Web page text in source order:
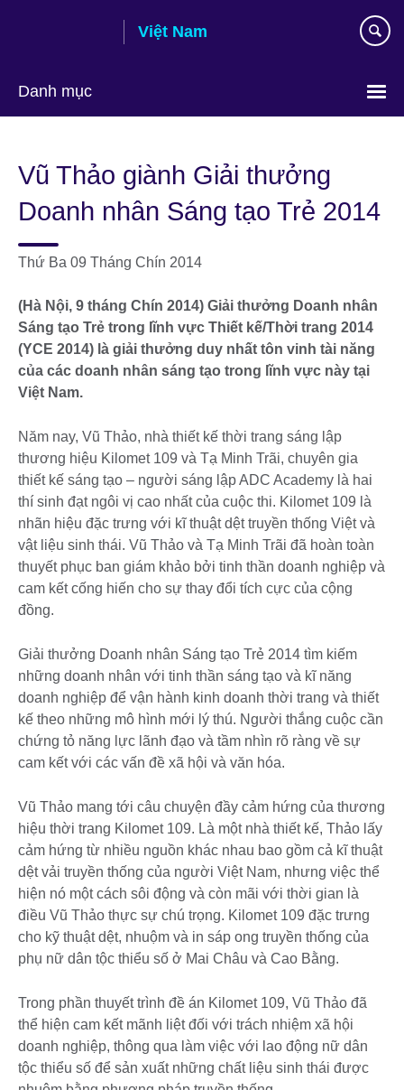
Việt Nam
Danh mục
language
Vũ Thảo giành Giải thưởng
Doanh nhân Sáng tạo Trẻ 2014
Thứ Ba 09 Tháng Chín 2014
(Hà Nội, 9 tháng Chín 2014) Giải thưởng Doanh nhân
Sáng tạo Trẻ trong lĩnh vực Thiết kế/Thời trang 2014
(YCE 2014) là giải thưởng duy nhất tôn vinh tài năng
của các doanh nhân sáng tạo trong lĩnh vực này tại
Việt Nam.
Năm nay, Vũ Thảo, nhà thiết kế thời trang sáng lập
thương hiệu Kilomet 109 và Tạ Minh Trãi, chuyên gia
thiết kế sáng tạo – người sáng lập ADC Academy là hai
thí sinh đạt ngôi vị cao nhất của cuộc thi. Kilomet 109 là
nhãn hiệu đặc trưng với kĩ thuật dệt truyền thống Việt và
vật liệu sinh thái. Vũ Thảo và Tạ Minh Trãi đã hoàn toàn
thuyết phục ban giám khảo bởi tinh thần doanh nghiệp và
cam kết cống hiến cho sự thay đổi tích cực của cộng
đồng.
Giải thưởng Doanh nhân Sáng tạo Trẻ 2014 tìm kiếm
những doanh nhân với tinh thần sáng tạo và kĩ năng
doanh nghiệp để vận hành kinh doanh thời trang và thiết
kế theo những mô hình mới lý thú. Người thắng cuộc cần
chứng tỏ năng lực lãnh đạo và tầm nhìn rõ ràng về sự
cam kết với các vấn đề xã hội và văn hóa.
Vũ Thảo mang tới câu chuyện đầy cảm hứng của thương
hiệu thời trang Kilomet 109. Là một nhà thiết kế, Thảo lấy
cảm hứng từ nhiều nguồn khác nhau bao gồm cả kĩ thuật
dệt vải truyền thống của người Việt Nam, nhưng việc thể
hiện nó một cách sôi động và còn mãi với thời gian là
điều Vũ Thảo thực sự chú trọng. Kilomet 109 đặc trưng
cho kỹ thuật dệt, nhuộm và in sáp ong truyền thống của
phụ nữ dân tộc thiểu số ở Mai Châu và Cao Bằng.
Trong phần thuyết trình đề án Kilomet 109, Vũ Thảo đã
thể hiện cam kết mãnh liệt đối với trách nhiệm xã hội
doanh nghiệp, thông qua làm việc với lao động nữ dân
tộc thiểu số để sản xuất những chất liệu sinh thái được